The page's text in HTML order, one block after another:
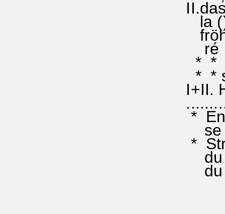
la
ré
* *
* *
I+II.
*
se
* Str
du
du